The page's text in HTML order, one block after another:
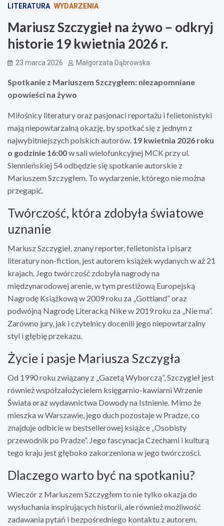
LITERATURA WYDARZENIA
Mariusz Szczygieł na żywo – odkryj
historie 19 kwietnia 2026 r.
23 marca 2026 Małgorzata Dąbrowska
Spotkanie z Mariuszem Szczygłem: niezapomniane
opowieści na żywo
Miłośnicy literatury oraz pasjonaci reportażu i felietonistyki
mają niepowtarzalną okazję, by spotkać się z jednym z
najwybitniejszych polskich autorów. 19 kwietnia 2026 roku
o godzinie 16:00w sali wielofunkcyjnej MCK przy ul.
Siennieńskiej 54 odbędzie się spotkanie autorskie z
Mariuszem Szczygłem. To wydarzenie, którego nie można
przegapić.
Twórczość, która zdobyła światowe
uznanie
Mariusz Szczygieł, znany reporter, felietonista i pisarz
literatury non-fiction, jest autorem książek wydanych w aż 21
krajach. Jego twórczość zdobyła nagrody na
międzynarodowej arenie, w tym prestiżową Europejską
Nagrodę Książkową w 2009 roku za „Gottland” oraz
podwójną Nagrodę Literacką Nike w 2019 roku za „Nie ma”.
Zarówno jury, jak i czytelnicy docenili jego niepowtarzalny
styl i głębię przekazu.
Życie i pasje Mariusza Szczygła
Od 1990 roku związany z „Gazetą Wyborczą”, Szczygieł jest
również współzałożycielem księgarnio-kawiarni Wrzenie
Świata oraz wydawnictwa Dowody na Istnienie. Mimo że
mieszka w Warszawie, jego duch pozostaje w Pradze, co
znajduje odbicie w bestsellerowej książce „Osobisty
przewodnik po Pradze”. Jego fascynacja Czechami i kulturą
tego kraju jest głęboko zakorzeniona w jego twórczości.
Dlaczego warto być na spotkaniu?
Wieczór z Mariuszem Szczygłem to nie tylko okazja do
wysłuchania inspirujących historii, ale również możliwość
zadawania pytań i bezpośredniego kontaktu z autorem.